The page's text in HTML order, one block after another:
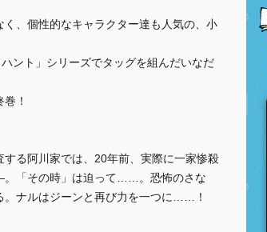
、個性的なキャラクター達も人気の、小
ント」シリーズでタッグを組んだいなだ
！
る阿川家では、20年前、実際に一家惨殺
「その時」は迫って……。恐怖のさな
。ナルはジーンと再び力を一つに……！